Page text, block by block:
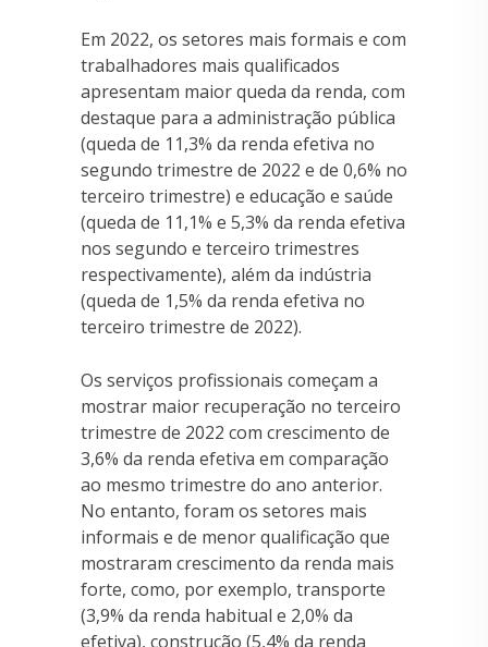
Em 2022, os setores mais formais e com
trabalhadores mais qualificados
apresentam maior queda da renda, com
destaque para a administração pública
(queda de 11,3% da renda efetiva no
segundo trimestre de 2022 e de 0,6% no
terceiro trimestre) e educação e saúde
(queda de 11,1% e 5,3% da renda efetiva
nos segundo e terceiro trimestres
respectivamente), além da indústria
(queda de 1,5% da renda efetiva no
terceiro trimestre de 2022).
Os serviços profissionais começam a
mostrar maior recuperação no terceiro
trimestre de 2022 com crescimento de
3,6% da renda efetiva em comparação
ao mesmo trimestre do ano anterior.
No entanto, foram os setores mais
informais e de menor qualificação que
mostraram crescimento da renda mais
forte, como, por exemplo, transporte
(3,9% da renda habitual e 2,0% da
efetiva), construção (5,4% da renda